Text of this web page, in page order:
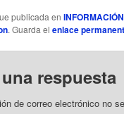
publicada en
. Guarda elenlace
respuesta
de correo electrónico no